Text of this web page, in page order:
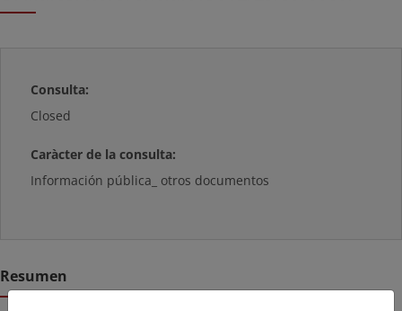
Consulta:
Closed
Caràcter de la consulta:
Información pública_ otros documentos
Resumen